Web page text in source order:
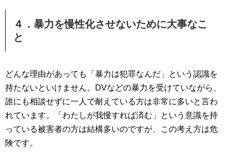
４．暴力を慢性化させないために大事なこ
と
どんな理由があっても「暴力は犯罪なんだ」という認識を
持たないといけません。DVなどの暴力を受けていながら、
誰にも相談せずに一人で耐えている方は非常に多いと言わ
れています。「わたしが我慢すれば済む」という意識を持
っている被害者の方は結構多いのですが、この考え方は危
険です。